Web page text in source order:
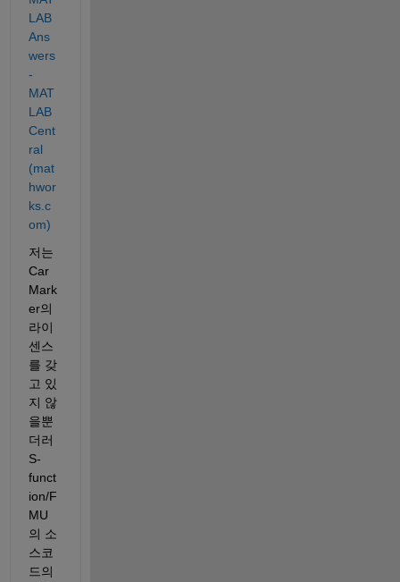
LAB
Ans
wers
-
MAT
LAB
Cent
ral
(mat
hwor
ks.c
om)
저는
Car
Mark
er의
라이
센스
를 갖
고 있
지 않
을뿐
더러
S-
funct
ion/F
MU
의 소
스코
드의